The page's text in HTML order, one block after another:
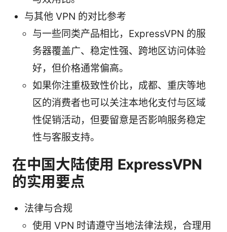
与其他 VPN 的对比参考
与一些同类产品相比，ExpressVPN 的服
务器覆盖广、稳定性强、跨地区访问体验
好，但价格通常偏高。
如果你注重极致性价比，成都、重庆等地
区的消费者也可以关注本地化支付与区域
性促销活动，但要留意是否影响服务稳定
性与客服支持。
在中国大陆使用 ExpressVPN
的实用要点
法律与合规
使用 VPN 时请遵守当地法律法规，合理用